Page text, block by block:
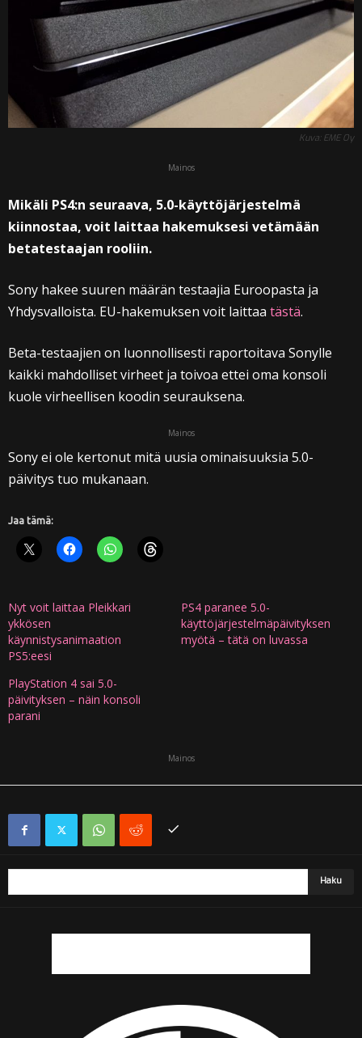
Kuva: EME Oy
Mainos
Mikäli PS4:n seuraava, 5.0-käyttöjärjestelmä
kiinnostaa, voit laittaa hakemuksesi vetämään
betatestaajan rooliin.
Sony hakee suuren määrän testaajia Euroopasta ja
Yhdysvalloista. EU-hakemuksen voit laittaa tästä.
Beta-testaajien on luonnollisesti raportoitava Sonylle
kaikki mahdolliset virheet ja toivoa ettei oma konsoli
kuole virheellisen koodin seurauksena.
Mainos
Sony ei ole kertonut mitä uusia ominaisuuksia 5.0-
päivitys tuo mukanaan.
Jaa tämä:
Nyt voit laittaa Pleikkari
ykkösen
käynnistysanimaation
PS5:eesi
PS4 paranee 5.0-
käyttöjärjestelmäpäivityksen
myötä – tätä on luvassa
PlayStation 4 sai 5.0-
päivityksen – näin konsoli
parani
Mainos